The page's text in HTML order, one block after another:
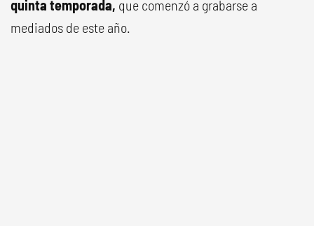
quinta temporada, que comenzó a grabarse a
mediados de este año.